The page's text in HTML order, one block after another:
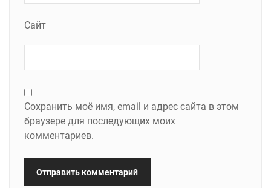
Сайт
Сохранить моё имя, email и адрес сайта в этом
браузере для последующих моих
комментариев.